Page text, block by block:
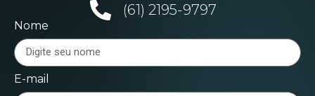
(61) 2195-9797
Nome
E-mail